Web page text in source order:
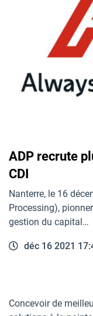
ADP recrute
CDI
Nanterre, le 16
Processing),
gestion du capital…
déc 16 2021
Concevoir de